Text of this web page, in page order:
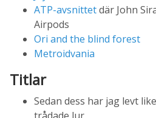
ATP-avsnittetdär John
Airpods
Ori and the blind forest
Metroidvania
Titlar
Sedan dess har jag levt